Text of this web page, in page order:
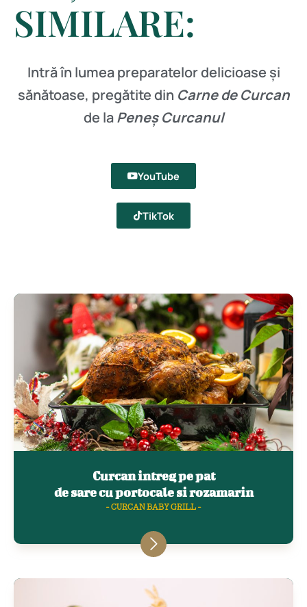
SIMILARE:
Intră în lumea preparatelor delicioase și
sănătoase, pregătite din Carne de Curcan
de laPeneș Curcanul
YouTube
TikTok
Curcan intreg pe pat
de sare cu portocale si rozamarin
- CURCAN BABY GRILL -